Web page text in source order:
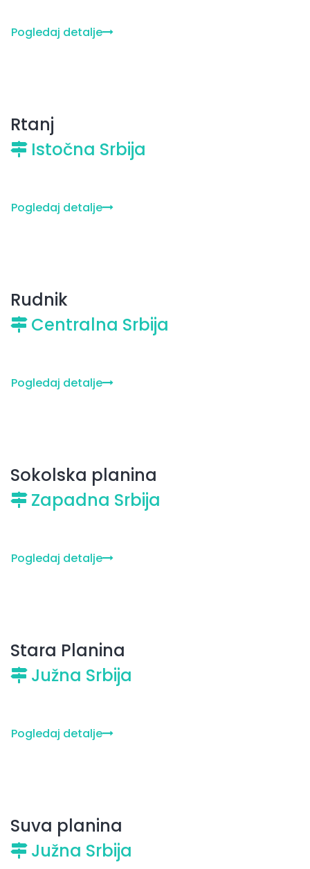
Pogledaj detalje
Rtanj
Istočna Srbija
Pogledaj detalje
Rudnik
Centralna Srbija
Pogledaj detalje
Sokolska planina
Zapadna Srbija
Pogledaj detalje
Stara Planina
Južna Srbija
Pogledaj detalje
Suva planina
Južna Srbija